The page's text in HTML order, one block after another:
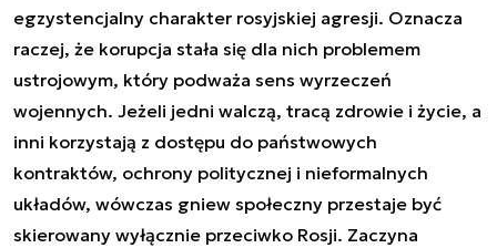
egzystencjalny charakter rosyjskiej agresji. Oznacza
raczej, że korupcja stała się dla nich problemem
ustrojowym, który podważa sens wyrzeczeń
wojennych. Jeżeli jedni walczą, tracą zdrowie i życie, a
inni korzystają z dostępu do państwowych
kontraktów, ochrony politycznej i nieformalnych
układów, wówczas gniew społeczny przestaje być
skierowany wyłącznie przeciwko Rosji. Zaczyna